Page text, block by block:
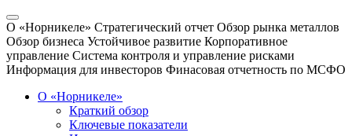
О «Норникеле» Стратегический отчет Обзор рынка металлов
Обзор бизнеса Устойчивое развитие Корпоративное
управление Система контроля и управление рисками
Информация для инвесторов Финасовая отчетность по МСФО
О «Норникеле»
Краткий обзор
Ключевые показатели